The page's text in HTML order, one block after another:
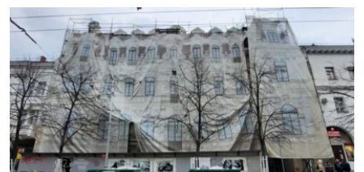
ТЕЛЕПРОЕКТ КРЫМ.РЕАЛИИ
СОВЕТЫ ПРАВОЗАЩИТНИКОВ
ПРОПАВШИЕ БЕЗ ВЕСТИ
ПОБЕДИТЕЛЕЙ НЕ СУДЯТ?
КРЫМ.НЕПОКОРЕННЫЙ
ELIFBE
Українською
Qırımtatar
ПРИСОЕДИНЯЙТЕСЬ!